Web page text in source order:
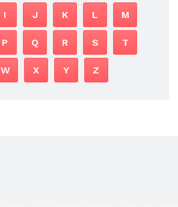
I J K L M
P Q R S T
W X Y Z